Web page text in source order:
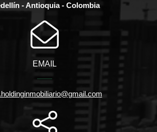
- Antioquia - Colombia
EMAIL